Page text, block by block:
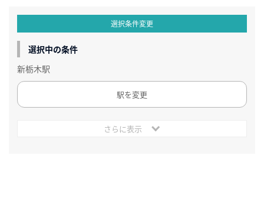
選択条件変更
選択中の条件
新栃木駅
駅を変更
さらに表示